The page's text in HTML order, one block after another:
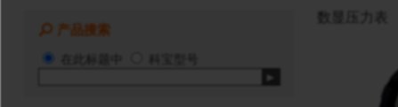
产品搜索
在此标题中 科宝型号
数显压力表